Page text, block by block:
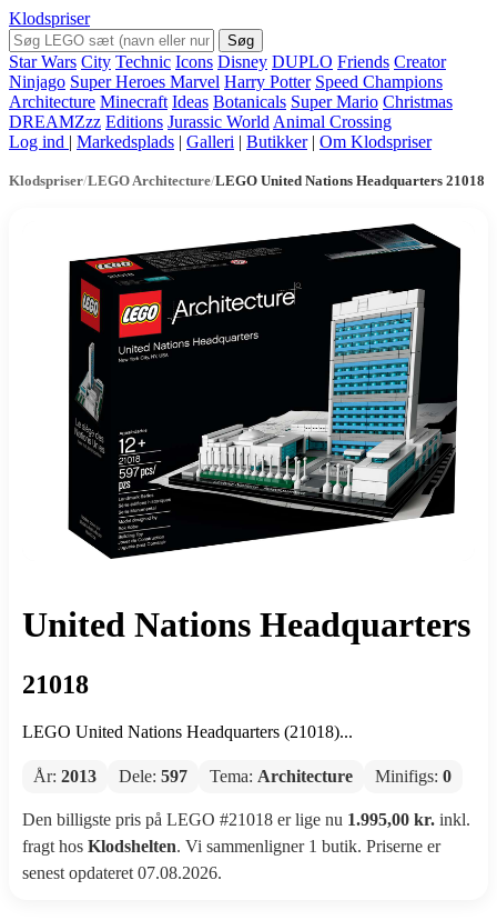
Klodspriser
Søg
Star Wars City Technic Icons Disney DUPLO Friends Creator
Ninjago Super Heroes Marvel Harry Potter Speed Champions
Architecture Minecraft Ideas Botanicals Super Mario Christmas
DREAMZzz Editions Jurassic World Animal Crossing
Log ind | Markedsplads | Galleri | Butikker | Om Klodspriser
Klodspriser/LEGO Architecture/LEGO United Nations Headquarters 21018
United Nations Headquarters
21018
LEGO United Nations Headquarters (21018)...
År: 2013 Dele: 597 Tema: Architecture Minifigs: 0
Den billigste pris på LEGO #21018 er lige nu 1.995,00 kr. inkl.
fragt hos Klodshelten. Vi sammenligner 1 butik. Priserne er
senest opdateret 07.08.2026.